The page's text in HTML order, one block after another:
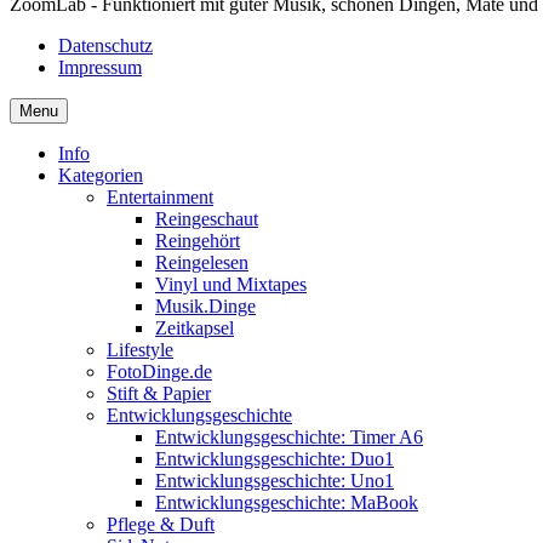
ZoomLab - Funktioniert mit guter Musik, schönen Dingen, Mate und
Datenschutz
Impressum
Menu
Info
Kategorien
Entertainment
Reingeschaut
Reingehört
Reingelesen
Vinyl und Mixtapes
Musik.Dinge
Zeitkapsel
Lifestyle
FotoDinge.de
Stift & Papier
Entwicklungsgeschichte
Entwicklungsgeschichte: Timer A6
Entwicklungsgeschichte: Duo1
Entwicklungsgeschichte: Uno1
Entwicklungsgeschichte: MaBook
Pflege & Duft